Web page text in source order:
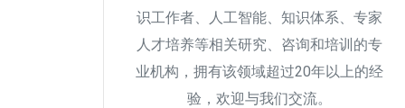
识工作者、人工智能、知识体系、专家
人才培养等相关研究、咨询和培训的专
业机构，拥有该领域超过20年以上的经
验，欢迎与我们交流。